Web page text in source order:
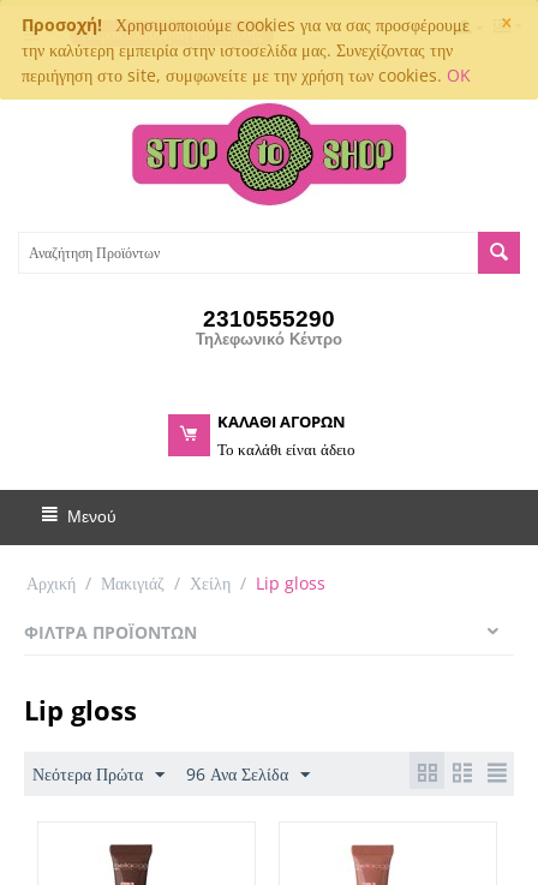
×
Προσοχή!
Χρησιμοποιούμε cookies για να σας προσφέρουμε
την καλύτερη εμπειρία στην ιστοσελίδα μας. Συνεχίζοντας την
περιήγηση στο site, συμφωνείτε με την χρήση των cookies. OK
Παρακολούθηση αποστολής
2310555290
Τηλεφωνικό Κέντρο
ΚΑΛΑΘΙ ΑΓΟΡΩΝ
Το καλάθι είναι άδειο
Μενού
Αρχική / Μακιγιάζ / Χείλη / Lip gloss
ΦΊΛΤΡΑ ΠΡΟΪΌΝΤΩΝ
Lip gloss
Νεότερα Πρώτα 96 Ανα Σελίδα